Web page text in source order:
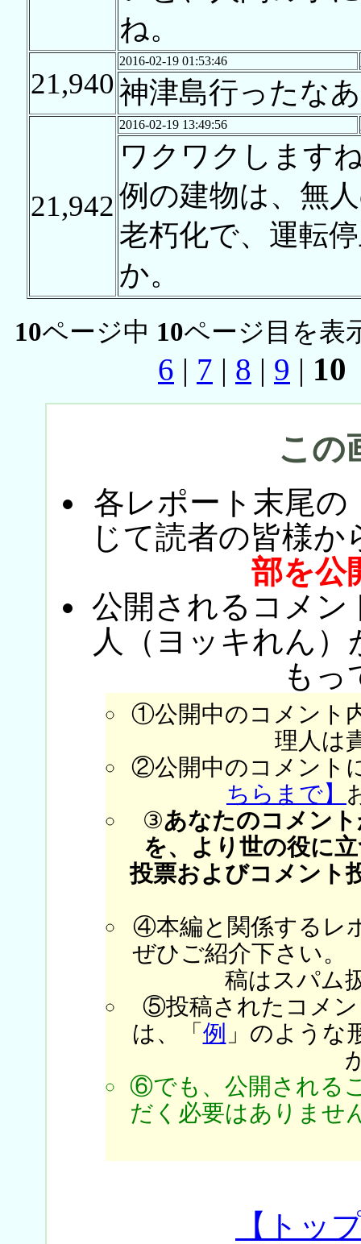
ね。
21,940
2016-02-19 01:53:46
神津島行ったな
21,942
2016-02-19 13:49:56
ワクワクします
例の建物は、無
老朽化で、運転
か。
10ページ中 10ページ目を表
6 | 7 | 8 | 9 | 10
この
各レポート末尾の
じて読者の皆様か
部を公
公開されるコメン
人（ヨッキれん
もっ
①公開中のコメント
理人は
②公開中のコメント
ちらまで】
③あなたのコメン
を、より世の役に
投票およびコメント
④本編と関係するレ
ぜひご紹介下さい。
稿はスパム
⑤投稿されたコメン
は、「 例 」のような
⑥でも、公開される
だく必要はありませ
【トッ